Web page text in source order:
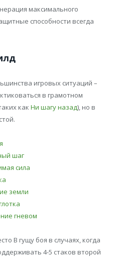
максимального
способности всегда
игровых ситуаций –
в грамотном
как Ни шагу назад), но в
шаг
сила
земли
гневом
В гущу боя в случаях, когда
4-5 стаков второй